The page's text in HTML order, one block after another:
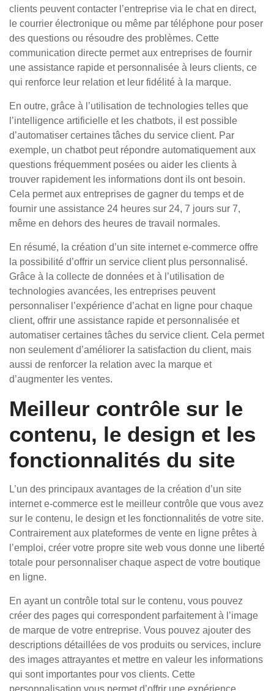
clients peuvent contacter l’entreprise via le chat en direct,
le courrier électronique ou même par téléphone pour poser
des questions ou résoudre des problèmes. Cette
communication directe permet aux entreprises de fournir
une assistance rapide et personnalisée à leurs clients, ce
qui renforce leur relation et leur fidélité à la marque.
En outre, grâce à l’utilisation de technologies telles que
l’intelligence artificielle et les chatbots, il est possible
d’automatiser certaines tâches du service client. Par
exemple, un chatbot peut répondre automatiquement aux
questions fréquemment posées ou aider les clients à
trouver rapidement les informations dont ils ont besoin.
Cela permet aux entreprises de gagner du temps et de
fournir une assistance 24 heures sur 24, 7 jours sur 7,
même en dehors des heures de travail normales.
En résumé, la création d’un site internet e-commerce offre
la possibilité d’offrir un service client plus personnalisé.
Grâce à la collecte de données et à l’utilisation de
technologies avancées, les entreprises peuvent
personnaliser l’expérience d’achat en ligne pour chaque
client, offrir une assistance rapide et personnalisée et
automatiser certaines tâches du service client. Cela permet
non seulement d’améliorer la satisfaction du client, mais
aussi de renforcer la relation avec la marque et
d’augmenter les ventes.
Meilleur contrôle sur le
contenu, le design et les
fonctionnalités du site
L’un des principaux avantages de la création d’un site
internet e-commerce est le meilleur contrôle que vous avez
sur le contenu, le design et les fonctionnalités de votre site.
Contrairement aux plateformes de vente en ligne prêtes à
l’emploi, créer votre propre site web vous donne une liberté
totale pour personnaliser chaque aspect de votre boutique
en ligne.
En ayant un contrôle total sur le contenu, vous pouvez
créer des pages qui correspondent parfaitement à l’image
de marque de votre entreprise. Vous pouvez ajouter des
descriptions détaillées de vos produits ou services, inclure
des images attrayantes et mettre en valeur les informations
qui sont importantes pour vos clients. Cette
personnalisation vous permet d’offrir une expérience